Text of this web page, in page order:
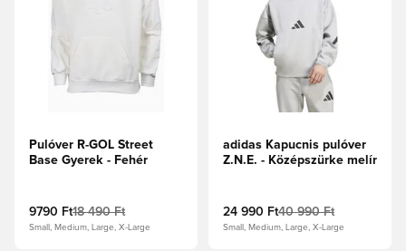
Pulóver R-GOL Street
Base Gyerek - Fehér
9790 Ft18 490 Ft
Small, Medium, Large, X-Large
adidas Kapucnis pulóver
Z.N.E. - Középszürke melír
24 990 Ft40 990 Ft
Small, Medium, Large, X-Large